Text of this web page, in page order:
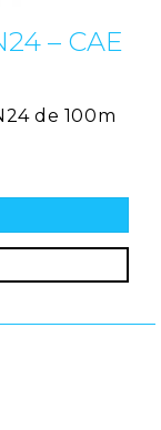
– CAE
de 100m